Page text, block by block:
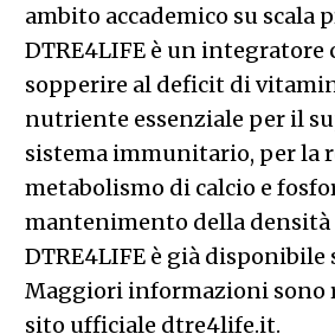
ambito accademico su scala
DTRE4LIFE è un integratore
sopperire al deficit di
nutriente essenziale per il
sistema immunitario, per la
metabolismo di calcio e
mantenimento della densità
DTRE4LIFE è già disponibile
Maggiori informazioni sono
sito ufficiale dtre4life.it.